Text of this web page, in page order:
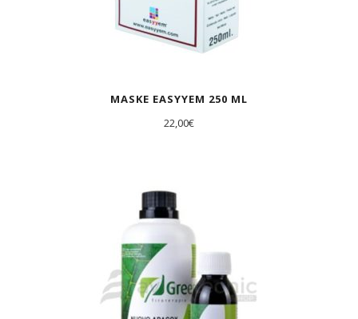
MASKE EASYYEM 250 ML
22,00€